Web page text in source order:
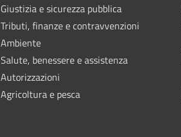
Giustizia e sicurezza pubblica
Tributi, finanze e contravvenzioni
Ambiente
Salute, benessere e assistenza
Autorizzazioni
Agricoltura e pesca